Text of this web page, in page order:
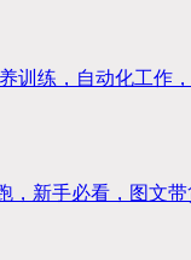
训练，自动化工作
，新手必看，图文